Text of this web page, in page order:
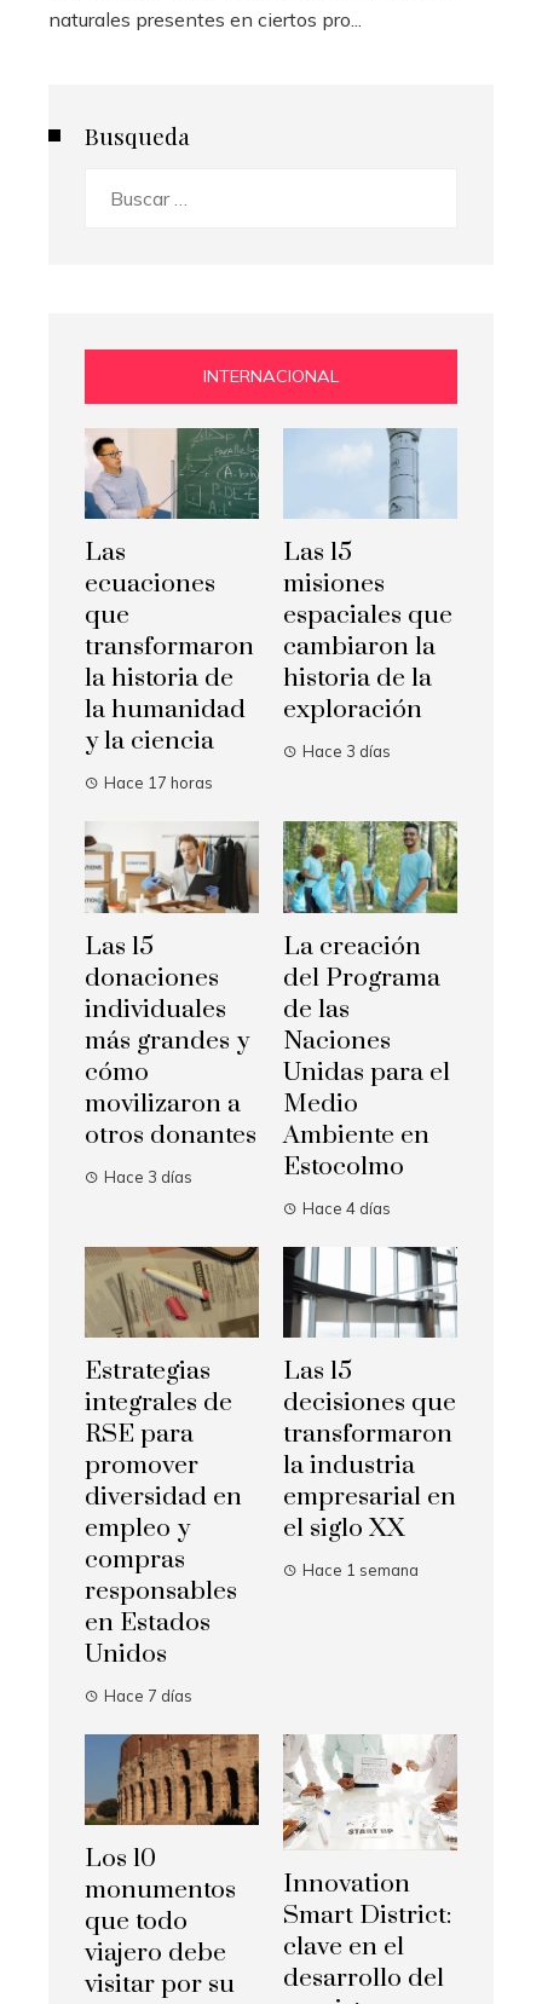
naturales presentes en ciertos pro...
Busqueda
INTERNACIONAL
Las
ecuaciones
que
transformaron
la historia de
la humanidad
y la ciencia
Hace 17 horas
Las 15
misiones
espaciales que
cambiaron la
historia de la
exploración
Hace 3 días
Las 15
donaciones
individuales
más grandes y
cómo
movilizaron a
otros donantes
Hace 3 días
La creación
del Programa
de las
Naciones
Unidas para el
Medio
Ambiente en
Estocolmo
Hace 4 días
Estrategias
integrales de
RSE para
promover
diversidad en
empleo y
compras
responsables
en Estados
Unidos
Hace 7 días
Las 15
decisiones que
transformaron
la industria
empresarial en
el siglo XX
Hace 1 semana
Los 10
monumentos
que todo
viajero debe
visitar por su
Innovation
Smart District:
clave en el
desarrollo del